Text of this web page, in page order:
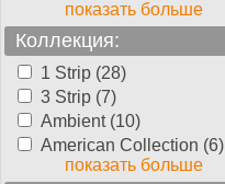
показать больше
Коллекция:
1 Strip (28)
3 Strip (7)
Ambient (10)
American Collection (6)
показать больше